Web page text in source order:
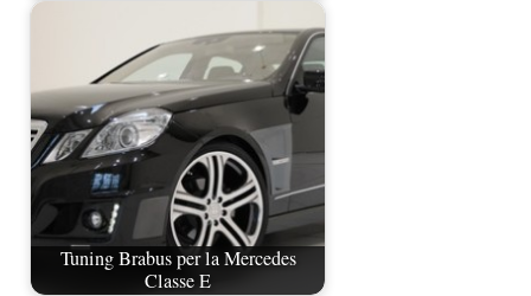
Tuning Brabus per la Mercedes
Classe E